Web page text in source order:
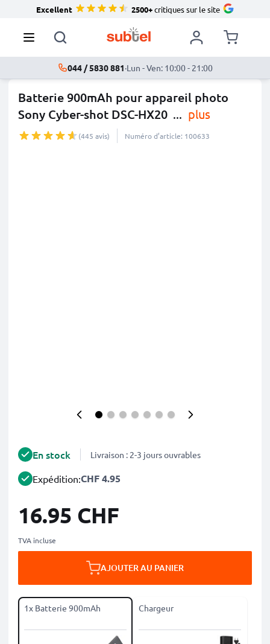
Excellent 2500+critiques sur le site
044 / 5830 881·Lun - Ven: 10:00 - 21:00
Batterie 900mAh pour appareil photo
Sony Cyber-shot DSC-HX20 ... plus
(445 avis) Numéro d’article: 100633
En stock Livraison : 2-3 jours ouvrables
Expédition:CHF 4.95
16.95 CHF
TVA incluse
AJOUTER AU PANIER
1x Batterie 900mAh Chargeur